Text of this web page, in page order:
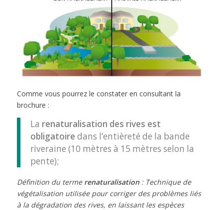
Comme vous pourrez le constater en consultant la
brochure :
La renaturalisation des rives est
obligatoire dans l’entièreté de la bande
riveraine (10 mètres à 15 mètres selon la
pente);
Définition du terme renaturalisation: Technique de
végétalisation utilisée pour corriger des problèmes liés
à la dégradation des rives, en laissant les espèces